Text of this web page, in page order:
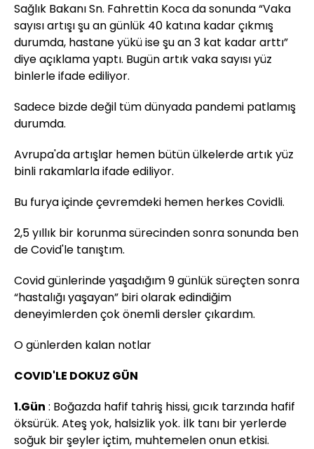
Sağlık Bakanı Sn. Fahrettin Koca da sonunda “Vaka
sayısı artışı şu an günlük 40 katına kadar çıkmış
durumda, hastane yükü ise şu an 3 kat kadar arttı”
diye açıklama yaptı. Bugün artık vaka sayısı yüz
binlerle ifade ediliyor.
Sadece bizde değil tüm dünyada pandemi patlamış
durumda.
Avrupa'da artışlar hemen bütün ülkelerde artık yüz
binli rakamlarla ifade ediliyor.
Bu furya içinde çevremdeki hemen herkes Covidli.
2,5 yıllık bir korunma sürecinden sonra sonunda ben
de Covid'le tanıştım.
Covid günlerinde yaşadığım 9 günlük süreçten sonra
“hastalığı yaşayan” biri olarak edindiğim
deneyimlerden çok önemli dersler çıkardım.
O günlerden kalan notlar
COVID'LE DOKUZ GÜN
1.Gün : Boğazda hafif tahriş hissi, gıcık tarzında hafif
öksürük. Ateş yok, halsizlik yok. İlk tanı bir yerlerde
soğuk bir şeyler içtim, muhtemelen onun etkisi.